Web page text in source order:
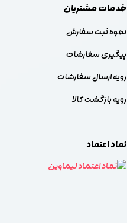
خدمات مشتریان
نحوه ثبت سفارش
پیگیری سفارشات
رویه ارسال سفارشات
رویه بازگشت کالا
نماد اعتماد